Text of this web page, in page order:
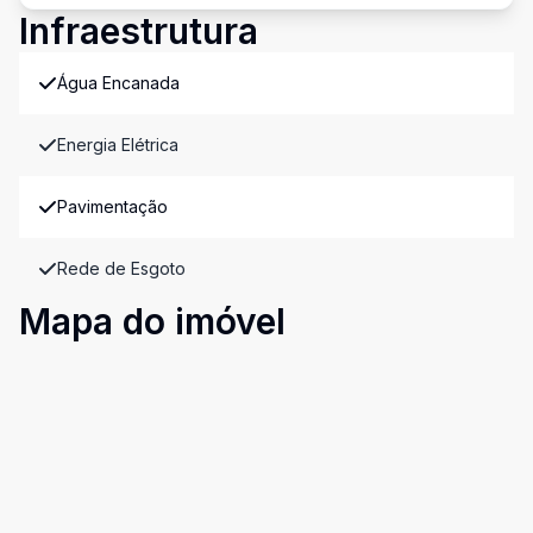
Infraestrutura
Água Encanada
Energia Elétrica
Pavimentação
Rede de Esgoto
Mapa do imóvel